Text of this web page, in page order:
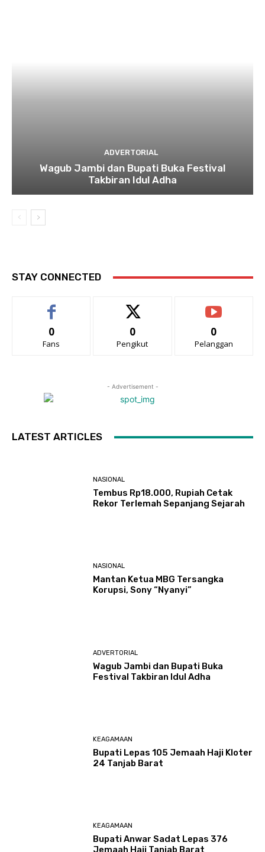
ADVERTORIAL
Wagub Jambi dan Bupati Buka Festival
Takbiran Idul Adha
STAY CONNECTED
0
Fans
0
Pengikut
0
Pelanggan
- Advertisement -
LATEST ARTICLES
NASIONAL
Tembus Rp18.000, Rupiah Cetak
Rekor Terlemah Sepanjang Sejarah
NASIONAL
Mantan Ketua MBG Tersangka
Korupsi, Sony “Nyanyi”
ADVERTORIAL
Wagub Jambi dan Bupati Buka
Festival Takbiran Idul Adha
KEAGAMAAN
Bupati Lepas 105 Jemaah Haji Kloter
24 Tanjab Barat
KEAGAMAAN
Bupati Anwar Sadat Lepas 376
Jemaah Haji Tanjab Barat